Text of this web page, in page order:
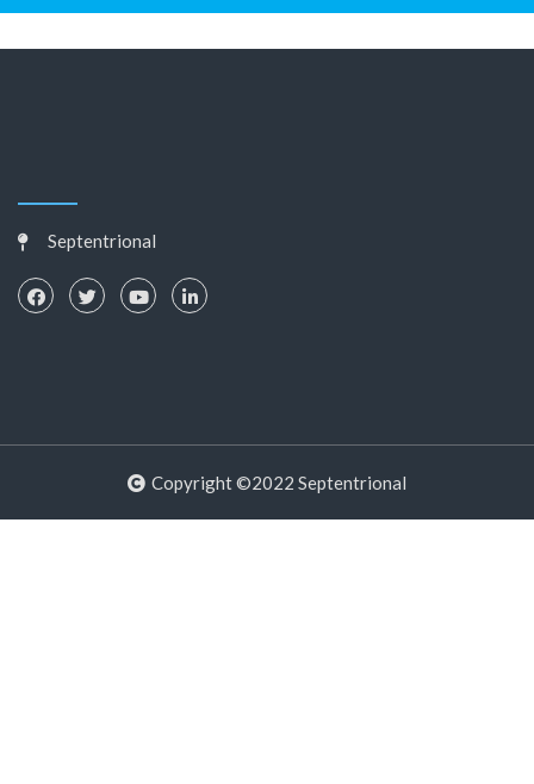
Septentrional
Copyright ©2022 Septentrional